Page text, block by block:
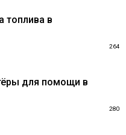
топлива в
264
для помощи в
280